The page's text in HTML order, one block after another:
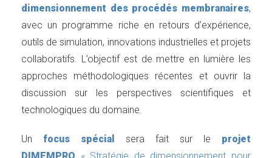
dimensionnement des procédés membranaires,
avec un programme riche en retours d’expérience,
outils de simulation, innovations industrielles et projets
collaboratifs. L’objectif est de mettre en lumière les
approches méthodologiques récentes et ouvrir la
discussion sur les perspectives scientifiques et
technologiques du domaine.
Un focus spécial sera fait sur le projet